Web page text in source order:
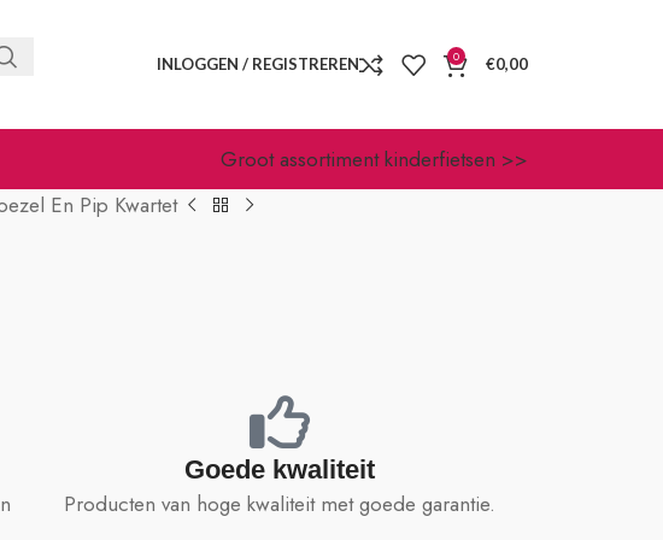
INLOGGEN / REGISTREREN 0 €0,00
Groot assortiment kinderfietsen >>
En Pip Kwartet
Goede kwaliteit
Producten van hoge kwaliteit met goede garantie.